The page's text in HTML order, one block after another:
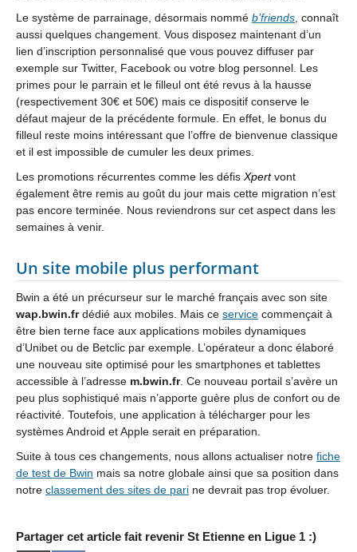
Le système de parrainage, désormais nommé b’friends , connaît
aussi quelques changement. Vous disposez maintenant d’un
lien d’inscription personnalisé que vous pouvez diffuser par
exemple sur Twitter, Facebook ou votre blog personnel. Les
primes pour le parrain et le filleul ont été revus à la hausse
(respectivement 30€ et 50€) mais ce dispositif conserve le
défaut majeur de la précédente formule. En effet, le bonus du
filleul reste moins intéressant que l’offre de bienvenue classique
et il est impossible de cumuler les deux primes.
Les promotions récurrentes comme les défis Xpertvont
également être remis au goût du jour mais cette migration n’est
pas encore terminée. Nous reviendrons sur cet aspect dans les
semaines à venir.
Un site mobile plus performant
Bwin a été un précurseur sur le marché français avec son site
wap.bwin.frdédié aux mobiles. Mais ce service commençait à
être bien terne face aux applications mobiles dynamiques
d’Unibet ou de Betclic par exemple. L’opérateur a donc élaboré
une nouveau site optimisé pour les smartphones et tablettes
accessible à l’adresse m.bwin.fr. Ce nouveau portail s’avère un
peu plus sophistiqué mais n’apporte guère plus de confort ou de
réactivité. Toutefois, une application à télécharger pour les
systèmes Android et Apple serait en préparation.
Suite à tous ces changements, nous allons actualiser notre fiche
de test de Bwin mais sa notre globale ainsi que sa position dans
notre classement des sites de pari ne devrait pas trop évoluer.
Partager cet article fait revenir St Etienne en Ligue 1 :)